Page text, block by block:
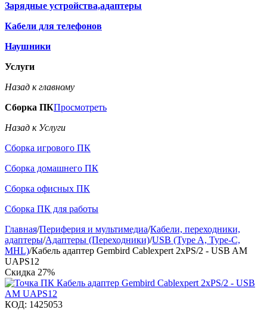
Зарядные устройства,адаптеры
Кабели для телефонов
Наушники
Услуги
Назад к главному
Сборка ПКПросмотреть
Назад к Услуги
Сборка игрового ПК
Сборка домашнего ПК
Сборка офисных ПК
Сборка ПК для работы
Главная/Периферия и мультимедиа/Кабели, переходники,
адаптеры/Адаптеры (Переходники)/USB (Type A, Type-C,
MHL)/Кабель адаптер Gembird Cablexpert 2xPS/2 - USB AM
UAPS12
Скидка 27%
КОД: 1425053